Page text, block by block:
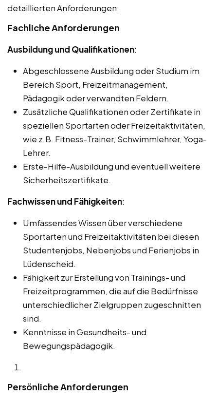
detaillierten Anforderungen:
Fachliche Anforderungen
Ausbildung und Qualifikationen:
Abgeschlossene Ausbildung oder Studium im
Bereich Sport, Freizeitmanagement,
Pädagogik oder verwandten Feldern.
Zusätzliche Qualifikationen oder Zertifikate in
speziellen Sportarten oder Freizeitaktivitäten,
wie z.B. Fitness-Trainer, Schwimmlehrer, Yoga-
Lehrer.
Erste-Hilfe-Ausbildung und eventuell weitere
Sicherheitszertifikate.
Fachwissen und Fähigkeiten:
Umfassendes Wissen über verschiedene
Sportarten und Freizeitaktivitäten bei diesen
Studentenjobs, Nebenjobs und Ferienjobs in
Lüdenscheid.
Fähigkeit zur Erstellung von Trainings- und
Freizeitprogrammen, die auf die Bedürfnisse
unterschiedlicher Zielgruppen zugeschnitten
sind.
Kenntnisse in Gesundheits- und
Bewegungspädagogik.
Persönliche Anforderungen